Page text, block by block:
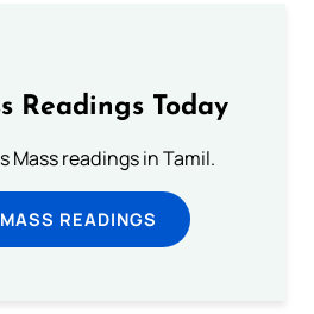
Readings Today
Mass readings in Tamil.
READINGS